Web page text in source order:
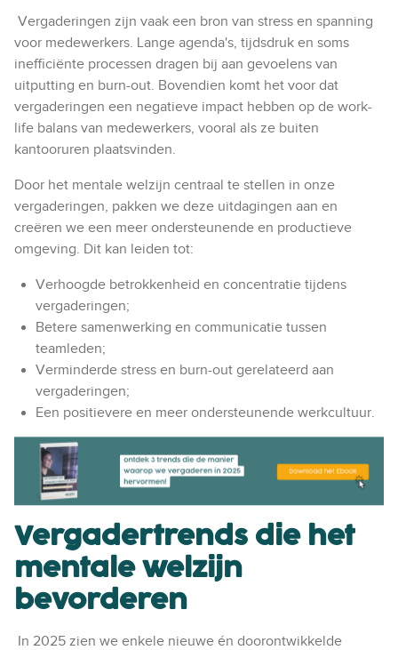
Vergaderingen zijn vaak een bron van stress en spanning
voor medewerkers. Lange agenda's, tijdsdruk en soms
inefficiënte processen dragen bij aan gevoelens van
uitputting en burn-out. Bovendien komt het voor dat
vergaderingen een negatieve impact hebben op de work-
life balans van medewerkers, vooral als ze buiten
kantooruren plaatsvinden.
Door het mentale welzijn centraal te stellen in onze
vergaderingen, pakken we deze uitdagingen aan en
creëren we een meer ondersteunende en productieve
omgeving. Dit kan leiden tot:
Verhoogde betrokkenheid en concentratie tijdens
vergaderingen;
Betere samenwerking en communicatie tussen
teamleden;
Verminderde stress en burn-out gerelateerd aan
vergaderingen;
Een positievere en meer ondersteunende werkcultuur.
Vergadertrends die het
mentale welzijn
bevorderen
In 2025 zien we enkele nieuwe én doorontwikkelde